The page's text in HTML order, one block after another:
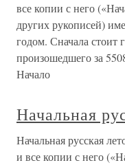
все копии с него
других рукописей)
годом. Сначала стоит
произошедшего за
Начало
Начальная
Начальная русская
и все копии с него